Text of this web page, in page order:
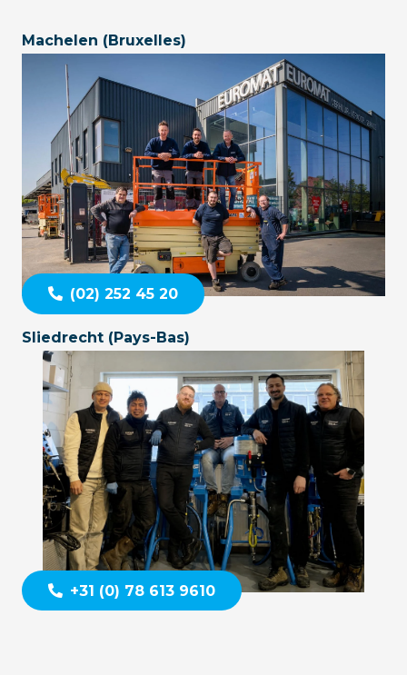
Machelen (Bruxelles)
(02) 252 45 20
Sliedrecht (Pays-Bas)
+31 (0) 78 613 9610